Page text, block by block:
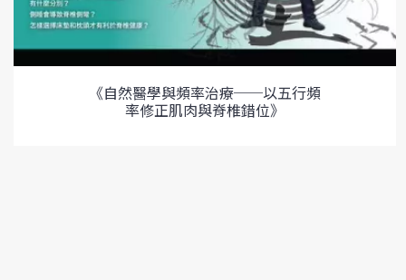
《自然醫學與頻率治療──以五行頻
率修正肌肉與脊椎錯位》